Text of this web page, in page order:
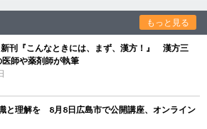
もっと見る
刊『こんなときには、まず、漢方！』 漢方三
師や薬剤師が執筆
と理解を 8月8日広島市で公開講座、オンライン